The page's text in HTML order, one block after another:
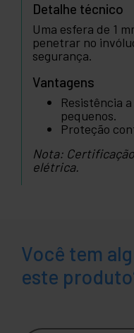
Detalhe técnico
Uma esfera de 1
penetrar no
segurança.
Vantagens
Resistência
pequenos.
Proteção
Nota:
elétrica.
Você tem
este